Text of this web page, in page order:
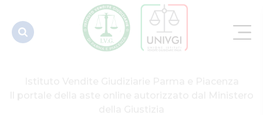
77/2025- La
piena ed...